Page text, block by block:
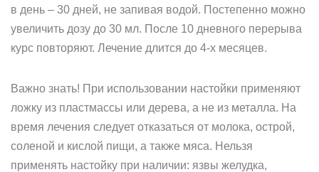
в день – 30 дней, не запивая водой. Постепенно можно
увеличить дозу до 30 мл. После 10 дневного перерыва
курс повторяют. Лечение длится до 4-х месяцев.
Важно знать! При использовании настойки применяют
ложку из пластмассы или дерева, а не из металла. На
время лечения следует отказаться от молока, острой,
соленой и кислой пищи, а также мяса. Нельзя
применять настойку при наличии: язвы желудка,